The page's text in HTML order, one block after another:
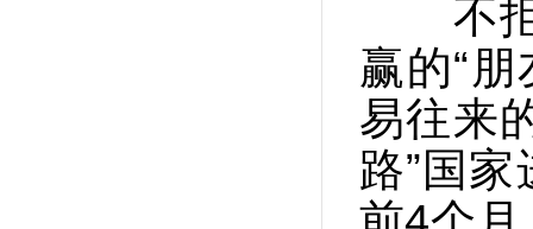
不拒
赢的“
易往来
路”国